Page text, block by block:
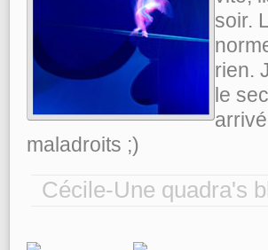
soir.
rien.
le
maladroits ;)
Cécile-Une quadra's